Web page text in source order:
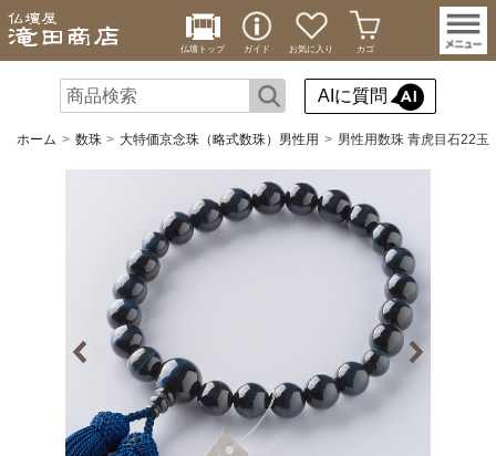
仏壇トップ ガイド お気に入り カゴ
AIに質問
ホーム 数珠 大特価京念珠（略式数珠）男性用 男性用数珠 青虎目石22玉